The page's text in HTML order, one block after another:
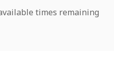
times remaining